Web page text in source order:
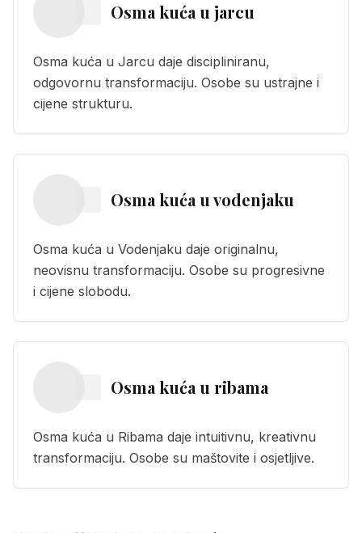
Osma kuća u jarcu
Osma kuća u Jarcu daje discipliniranu,
odgovornu transformaciju. Osobe su ustrajne i
cijene strukturu.
Osma kuća u vodenjaku
Osma kuća u Vodenjaku daje originalnu,
neovisnu transformaciju. Osobe su progresivne
i cijene slobodu.
Osma kuća u ribama
Osma kuća u Ribama daje intuitivnu, kreativnu
transformaciju. Osobe su maštovite i osjetljive.